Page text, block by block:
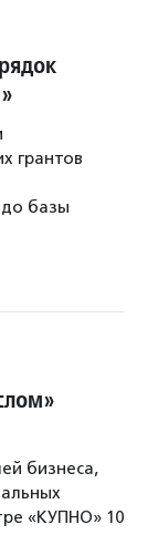
грантов
базы
бизнеса,
«КУПНО» 10